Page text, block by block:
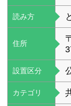
読み方
住所
設置区分
カテゴリ